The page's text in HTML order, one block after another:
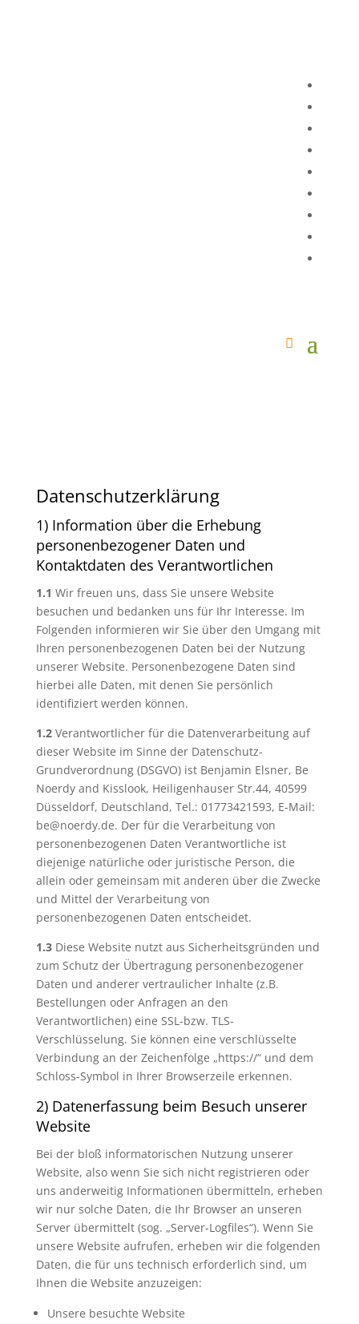
Datenschutzerklärung
1) Information über die Erhebung
personenbezogener Daten und
Kontaktdaten des Verantwortlichen
1.1 Wir freuen uns, dass Sie unsere Website
besuchen und bedanken uns für Ihr Interesse. Im
Folgenden informieren wir Sie über den Umgang mit
Ihren personenbezogenen Daten bei der Nutzung
unserer Website. Personenbezogene Daten sind
hierbei alle Daten, mit denen Sie persönlich
identifiziert werden können.
1.2Verantwortlicher für die Datenverarbeitung auf
dieser Website im Sinne der Datenschutz-
Grundverordnung (DSGVO) ist Benjamin Elsner, Be
Noerdy and Kisslook, Heiligenhauser Str.44, 40599
Düsseldorf, Deutschland, Tel.: 01773421593, E-Mail:
be@noerdy.de. Der für die Verarbeitung von
personenbezogenen Daten Verantwortliche ist
diejenige natürliche oder juristische Person, die
allein oder gemeinsam mit anderen über die Zwecke
und Mittel der Verarbeitung von
personenbezogenen Daten entscheidet.
1.3Diese Website nutzt aus Sicherheitsgründen und
zum Schutz der Übertragung personenbezogener
Daten und anderer vertraulicher Inhalte (z.B.
Bestellungen oder Anfragen an den
Verantwortlichen) eine SSL-bzw. TLS-
Verschlüsselung. Sie können eine verschlüsselte
Verbindung an der Zeichenfolge „https://“ und dem
Schloss-Symbol in Ihrer Browserzeile erkennen.
2) Datenerfassung beim Besuch unserer
Website
Bei der bloß informatorischen Nutzung unserer
Website, also wenn Sie sich nicht registrieren oder
uns anderweitig Informationen übermitteln, erheben
wir nur solche Daten, die Ihr Browser an unseren
Server übermittelt (sog. „Server-Logfiles“). Wenn Sie
unsere Website aufrufen, erheben wir die folgenden
Daten, die für uns technisch erforderlich sind, um
Ihnen die Website anzuzeigen:
Unsere besuchte Website